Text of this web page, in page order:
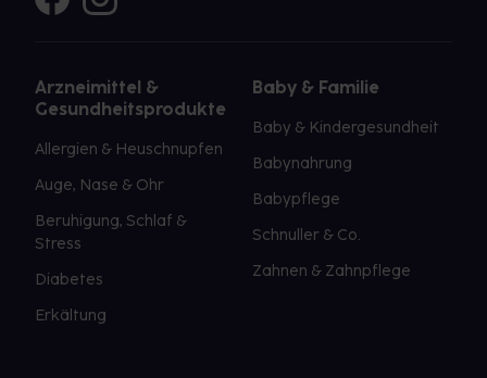
Arzneimittel &
Gesundheitsprodukte
Allergien & Heuschnupfen
Auge, Nase & Ohr
Beruhigung, Schlaf &
Stress
Diabetes
Erkältung
Baby & Familie
Baby & Kindergesundheit
Babynahrung
Babypflege
Schnuller & Co.
Zahnen & Zahnpflege